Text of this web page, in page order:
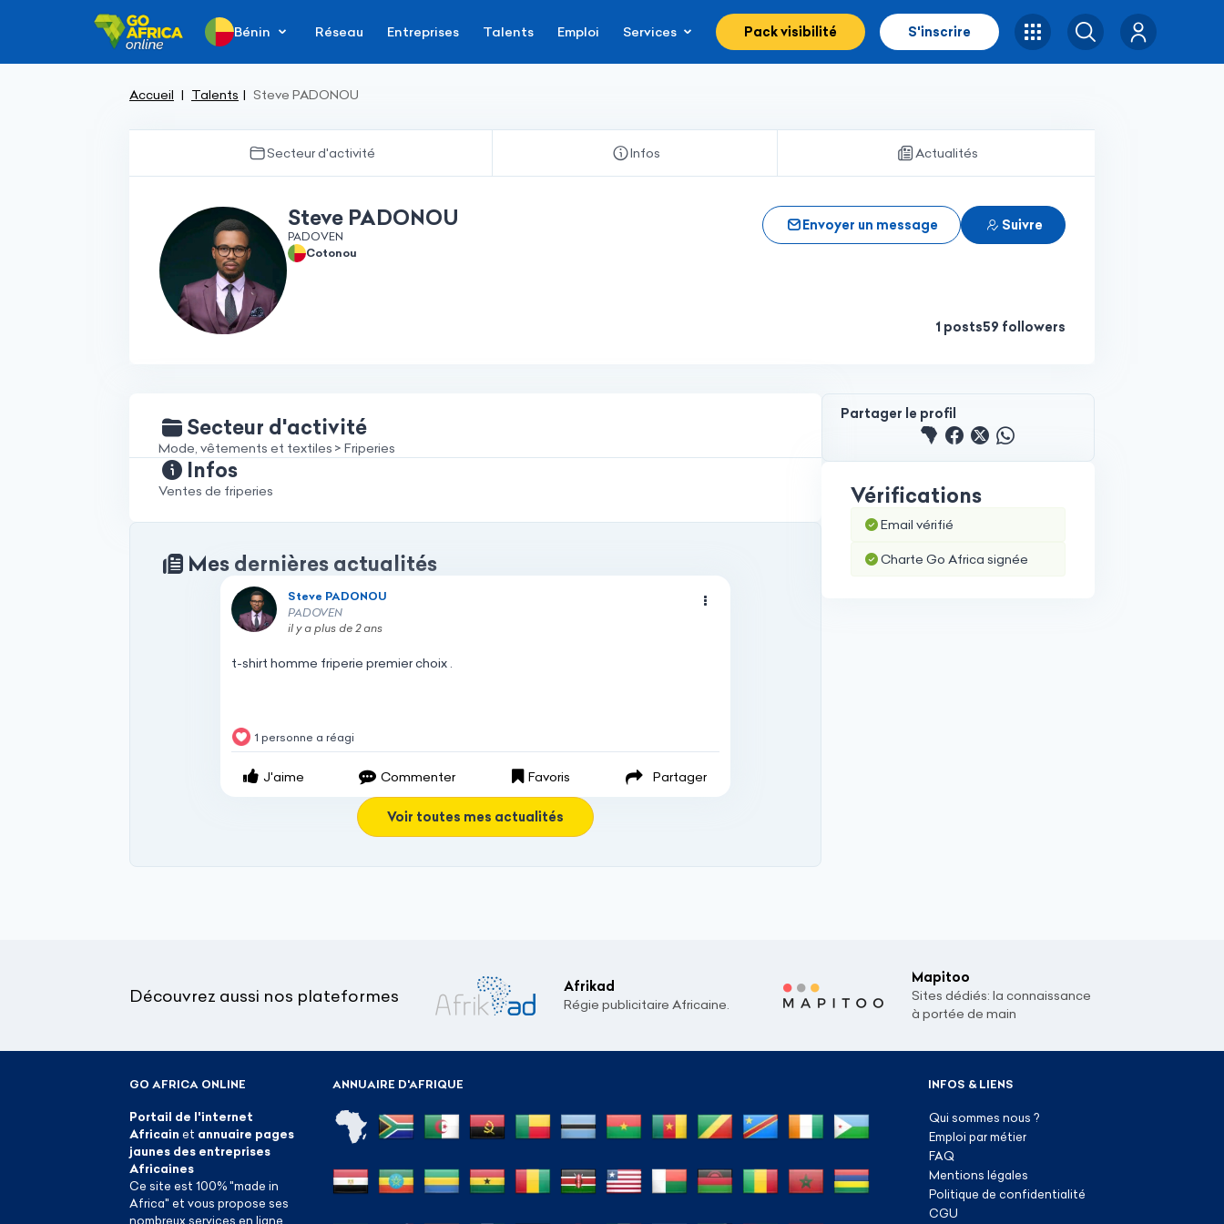
Bénin Réseau Entreprises Talents Emploi Services Pack visibilité S'inscrire Rechercher
Accueil Talents Steve PADONOU
Secteur d'activité Infos Actualités
Steve PADONOU
PADOVEN
Cotonou
Envoyer un message Suivre
1 posts59 followers
Secteur d'activité
Mode, vêtements et textiles > Friperies
Infos
Ventes de friperies
Mes dernières actualités
Steve PADONOU
Steve PADONOU
PADOVEN
il y a plus de 2 ans
t-shirt homme friperie premierchoix .
1 personne a réagi
J'aime Commenter Favoris Partager
Voir toutes mes actualités
Partager le profil
Partager le profile sur GAO
Partager le profile sur GAO
Partager le profile sur X/
Vérifications
Email vérifié
Charte Go Africa signée
Découvrez aussi nos plateformes
Afrikad
Régie publicitaire Africaine.
Mapitoo
Sites dédiés: la connaissance
à portée de main
ANNUAIRE D'AFRIQUE
GO AFRICA ONLINE
Portail de l'internet
Africain et annuaire pages
jaunes des entreprises
Africaines
Ce site est 100% "made in
Africa" et vous propose ses
nombreux services en ligne.
INFOS & LIENS
Qui sommes nous ?
Emploi par métier
FAQ
Mentions légales
Politique de confidentialité
CGU